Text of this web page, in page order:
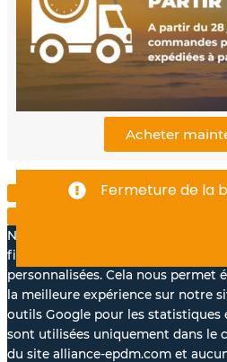
o
o
k
-
e
Acheter
Fermeture de la
Nous aimerions avec votre
fins statistiques et pour vous
personnalisées. Cela nous permet
la meilleure expérience sur notre
outils Google pour les statistiques
sont utilisées uniquement dans le
du site alliance-epdm.com et